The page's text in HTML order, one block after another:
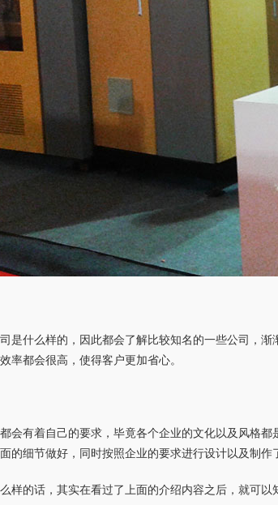
是什么样的，因此都会了解比较知名的一些公司，
率都会很高，使得客户更加省心。
会有着自己的要求，毕竟各个企业的文化以及风格
的细节做好，同时按照企业的要求进行设计以及制作
样的话，其实在看过了上面的介绍内容之后，就可